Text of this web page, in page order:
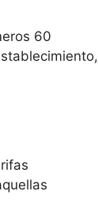
60